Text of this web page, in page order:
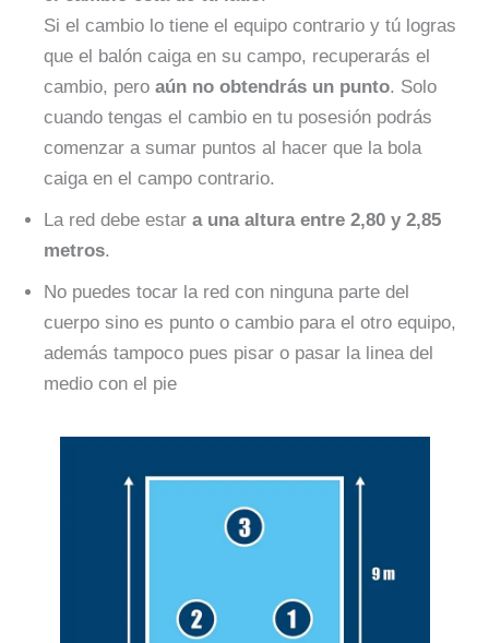
Si el cambio lo tiene el equipo contrario y tú logras
que el balón caiga en su campo, recuperarás el
cambio, pero aún no obtendrás un punto. Solo
cuando tengas el cambio en tu posesión podrás
comenzar a sumar puntos al hacer que la bola
caiga en el campo contrario.
La red debe estar a una altura entre 2,80 y 2,85
metros.
No puedes tocar la red con ninguna parte del
cuerpo sino es punto o cambio para el otro equipo,
además tampoco pues pisar o pasar la linea del
medio con el pie